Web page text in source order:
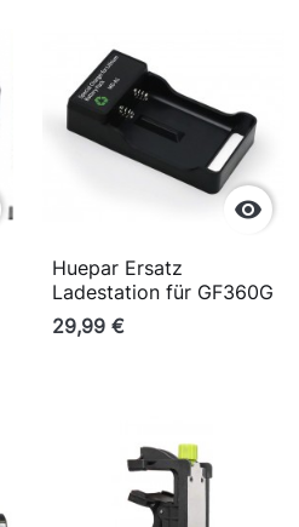

Huepar Ersatz
Ladestation für GF360G
29,99 €